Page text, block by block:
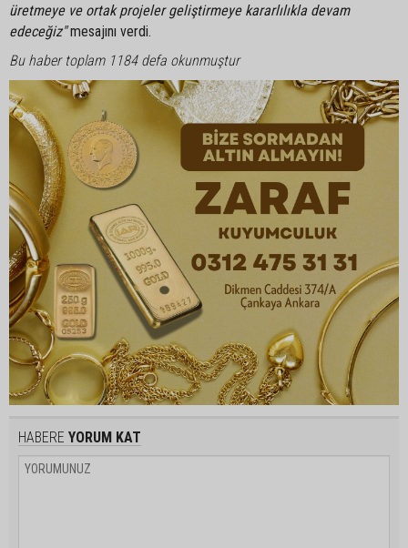
üretmeye ve ortak projeler geliştirmeye kararlılıkla devam
edeceğiz"mesajını verdi.
Bu haber toplam 1184 defa okunmuştur
HABERE YORUM KAT